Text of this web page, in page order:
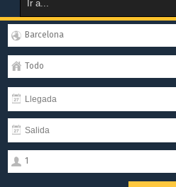
Barcelona
Todo
1